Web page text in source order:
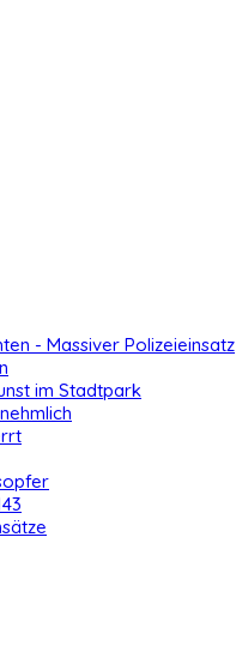
- Massiver Polizeieinsatz
im Stadtpark